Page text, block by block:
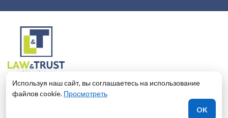
2003 - 2025 LANDT LEGAL LLP
124 City Road, London, United Kingdom, EC1V 2NX
Используя наш сайт, вы соглашаетесь на использование
файлов cookie. Просмотреть
OK